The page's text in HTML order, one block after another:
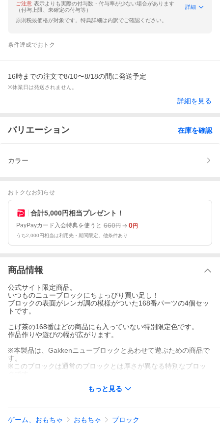
ご注意 表示よりも実際の付与数・付与率が少ない場合があります
（付与上限、未確定の付与等）
詳細
原則税抜価格が対象です。特典詳細は内訳でご確認ください。
条件達成でおトク
16時までの注文で8/10〜8/18の間に発送予定
※休業日は発送されません。
詳細を見る
バリエーション 在庫を確認
カラー
おトクなお知らせ
合計5,000円相当プレゼント！
PayPayカード入会特典を使うと 660円 0円
うち2,000円相当は利用先・期間限定。他条件あり
商品情報
公式サイト限定商品。
いつものニューブロックにちょっぴり買い足し！
ブロックの表面がレンガ調の模様がついた168番パーツの4個セッ
トです。
こげ茶の168番はどの商品にも入っていない特別限定色です。
作品作りや遊びの幅が広がります。
※本製品は、Gakkenニューブロックとあわせて遊ぶための商品で
す。
※このブロックは通常のブロックとは厚さが異なる特別なブロッ
＜セット内容＞
もっと見る
ゲーム、おもちゃ おもちゃ ブロック